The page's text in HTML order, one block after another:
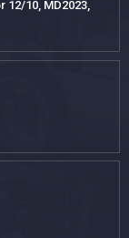
12/10, MD2023,